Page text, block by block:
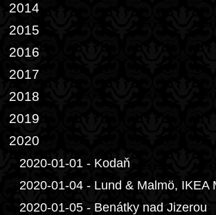
2014
2015
2016
2017
2018
2019
2020
2020-01-01 - Kodaň
2020-01-04 - Lund & Malmö, IKEA
2020-01-05 - Benátky nad Jizerou